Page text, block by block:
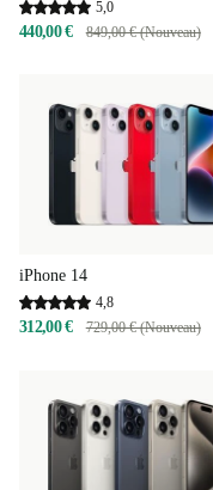
5,0
440,00 € 849,00 € (Nouveau)
iPhone 14
4,8
312,00 € 729,00 € (Nouveau)